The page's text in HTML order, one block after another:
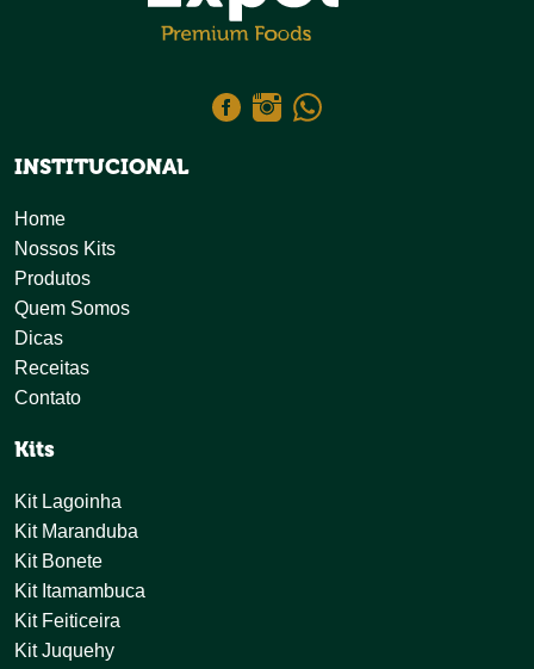
INSTITUCIONAL
Home
Nossos Kits
Produtos
Quem Somos
Dicas
Receitas
Contato
Kits
Kit Lagoinha
Kit Maranduba
Kit Bonete
Kit Itamambuca
Kit Feiticeira
Kit Juquehy